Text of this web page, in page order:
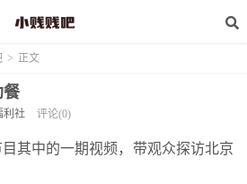
> 正文
餐
利社 评论(0)
其中的一期视频，带观众探访北京